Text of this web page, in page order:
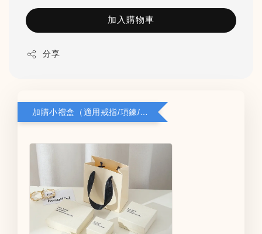
加入購物車
分享
加購小禮盒（適用戒指/項鍊/耳環）5*8*2.8